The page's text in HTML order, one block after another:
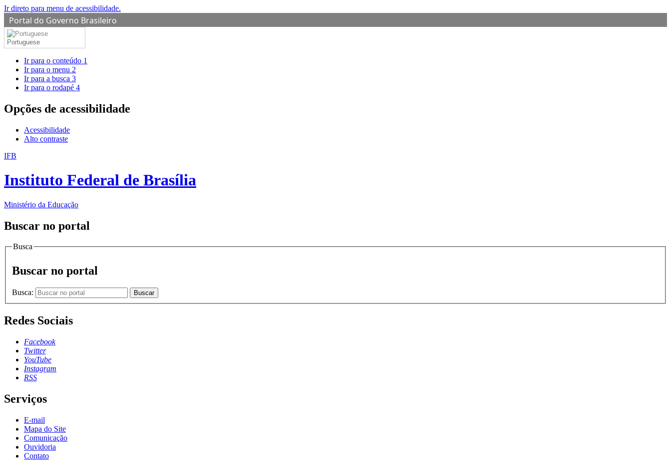
Ir direto para menu de acessibilidade.
Portal do Governo Brasileiro
Portuguese
Ir para o conteúdo 1
Ir para o menu 2
Ir para a busca 3
Ir para o rodapé 4
Opções de acessibilidade
Acessibilidade
Alto contraste
IFB
Instituto Federal de Brasília
Ministério da Educação
Buscar no portal
Busca
Buscar no portal
Busca: Buscar
Redes Sociais
Facebook
Twitter
YouTube
Instagram
RSS
Serviços
E-mail
Mapa do Site
Comunicação
Ouvidoria
Contato